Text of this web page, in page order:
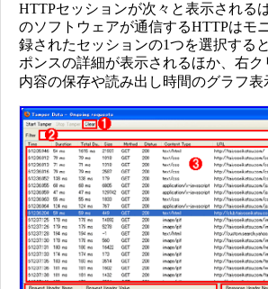
HTTPセッションが次々と表示される
のソフトウェアが通信するHTTPはモ
録されたセッションの1つを選択する
ポンスの詳細が表示されるほか、右
内容の保存や読み出し時間のグラフ表